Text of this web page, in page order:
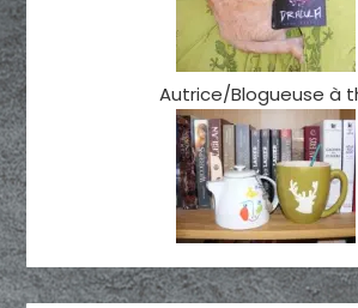
Autrice/Blogueuse à